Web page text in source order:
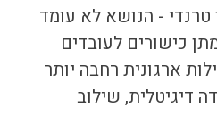
טרנדי - הנושא לא עומד
כישורים לעובדים
ארגונית רחבה יותר
דיגיטלית, שילוב